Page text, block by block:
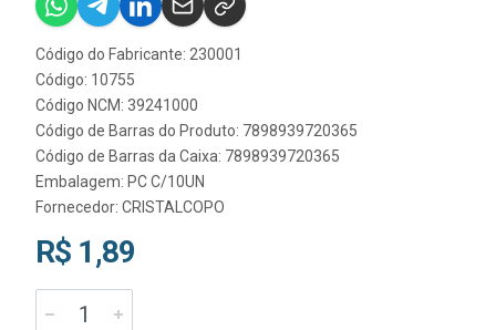
Código do Fabricante: 230001
Código: 10755
Código NCM: 39241000
Código de Barras do Produto: 7898939720365
Código de Barras da Caixa: 7898939720365
Embalagem: PC C/10UN
Fornecedor: CRISTALCOPO
R$ 1,89